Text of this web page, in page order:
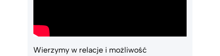
Wierzymy w relacje i możliwość